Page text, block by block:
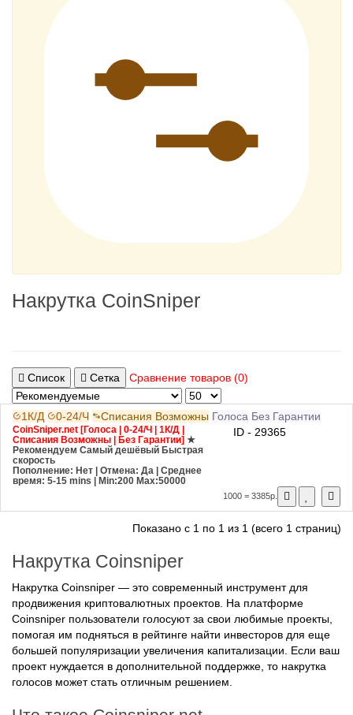
Накрутка CoinSniper
Список Сетка
1К/Д 0-24/Ч Списания Возможны Голоса Без Гарантии
CoinSniper.net [Голоса | 0-24/Ч | 1К/Д |
Списания Возможны | Без Гарантии]
Рекомендуем Самый дешёвый Быстрая
скорость
Пополнение: Нет | Отмена: Да | Среднее
время: 5-15 mins | Min:200 Max:50000
ID - 29365
Накрутка Coinsniper
продвижения криптовалютных проектов. На платформе
Coinsniper пользователи голосуют за свои любимые проекты,
помогая им подняться в рейтинге найти инвесторов для еще
большей популяризации увеличения капитализации. Если ваш
проект нуждается в дополнительной поддержке, то накрутка
голосов может стать отличным решением.